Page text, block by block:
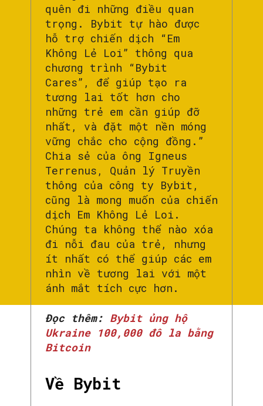
quên đi những điều quan
trọng. Bybit tự hào được
hỗ trợ chiến dịch “Em
Không Lẻ Loi” thông qua
chương trình “Bybit
Cares”, để giúp tạo ra
tương lai tốt hơn cho
những trẻ em cần giúp đỡ
nhất, và đặt một nền móng
vững chắc cho cộng đồng.”
Chia sẻ của ông Igneus
Terrenus, Quản lý Truyền
thông của công ty Bybit,
cũng là mong muốn của chiến
dịch Em Không Lẻ Loi.
Chúng ta không thể nào xóa
đi nỗi đau của trẻ, nhưng
ít nhất có thể giúp các em
nhìn về tương lai với một
ánh mắt tích cực hơn.
Đọc thêm: Bybit ủng hộ
Ukraine 100,000 đô la bằng
Bitcoin
Về Bybit